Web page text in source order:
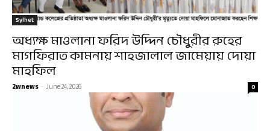
Sylhet
অধ্যক্ষ মাওলানা ফরিদ উদ্দিন চৌধুরীর রুহের
মাগফিরাত কামনায় শাহজালাল জামেয়ায় দোয়া
মাহফিল
2wnews -June 24, 2026 0